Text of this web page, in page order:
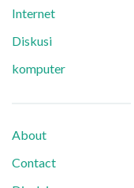
Internet
Diskusi
komputer
About
Contact